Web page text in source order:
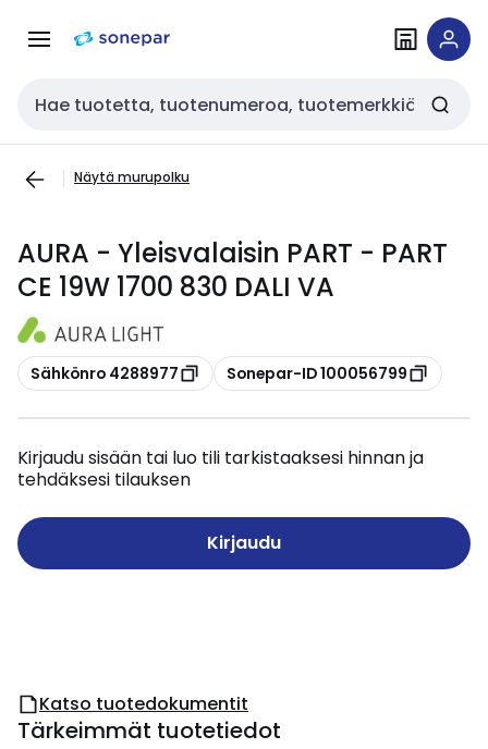
navigointiinsisältöön
Haku
Näytä murupolku
AURA - Yleisvalaisin PART - PART
CE 19W 1700 830 DALI VA
Kopioi
Sähkönro 4288977 Kopioi
Sonepar-ID 100056799
Kirjaudu sisään tai luo tili tarkistaaksesi hinnan ja
tehdäksesi tilauksen
Kirjaudu
Katso tuotedokumentit
Tärkeimmät tuotetiedot